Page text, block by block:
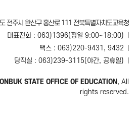
전주시 완산구 홍산로 111 전북특별자치도교육청
대표전화 : 063)1396(평일 9:00~18:00)
팩스 : 063)220-9431, 9432
당직실 : 063)239-3115(야간, 공휴일)
STATE OFFICE OF EDUCATION, All
rights reserved.